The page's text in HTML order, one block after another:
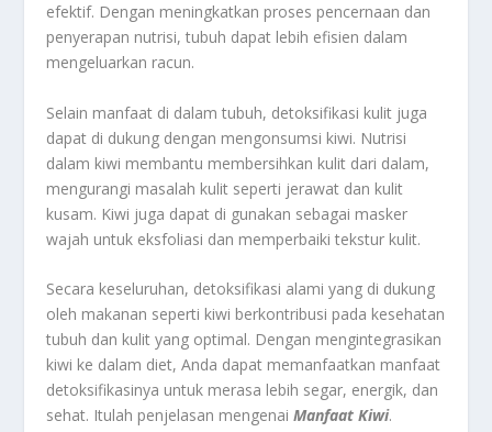
efektif. Dengan meningkatkan proses pencernaan dan
penyerapan nutrisi, tubuh dapat lebih efisien dalam
mengeluarkan racun.
Selain manfaat di dalam tubuh, detoksifikasi kulit juga
dapat di dukung dengan mengonsumsi kiwi. Nutrisi
dalam kiwi membantu membersihkan kulit dari dalam,
mengurangi masalah kulit seperti jerawat dan kulit
kusam. Kiwi juga dapat di gunakan sebagai masker
wajah untuk eksfoliasi dan memperbaiki tekstur kulit.
Secara keseluruhan, detoksifikasi alami yang di dukung
oleh makanan seperti kiwi berkontribusi pada kesehatan
tubuh dan kulit yang optimal. Dengan mengintegrasikan
kiwi ke dalam diet, Anda dapat memanfaatkan manfaat
detoksifikasinya untuk merasa lebih segar, energik, dan
sehat. Itulah penjelasan mengenaiManfaat Kiwi.